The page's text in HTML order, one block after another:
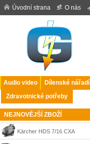
Úvodní strana O nás
Audio video Dílenské nářadí
Zdravotnické potřeby
NEJNOVĚJŠÍ ZBOŽÍ
Kärcher HDS 7/16 CXA